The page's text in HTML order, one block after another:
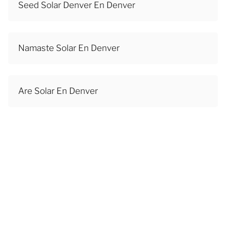
Seed Solar Denver En Denver
Namaste Solar En Denver
Are Solar En Denver